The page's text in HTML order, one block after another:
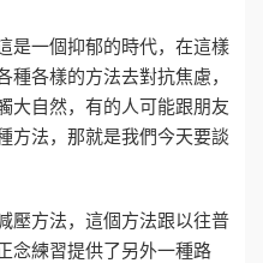
是一個抑郁的時代，在這樣
各樣的方法去對抗焦慮，
大自然，有的人可能跟朋友
方法，那就是我們今天要談
壓方法，這個方法跟以往普
念練習提供了另外一種路